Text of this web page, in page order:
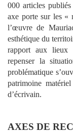
000 articles
axe porte sur les «
l’œuvre de
esthétique du
rapport aux lieux
repenser la
problématique
patrimoine
d’écrivain.
AXES DE